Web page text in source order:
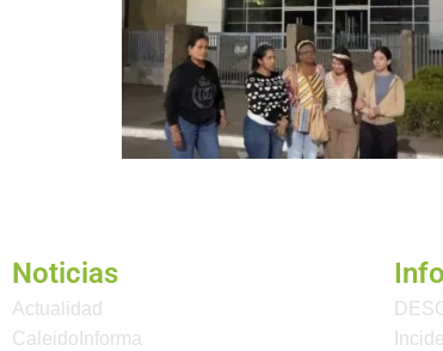
Noticias
Actualidad
CaleidoInforma